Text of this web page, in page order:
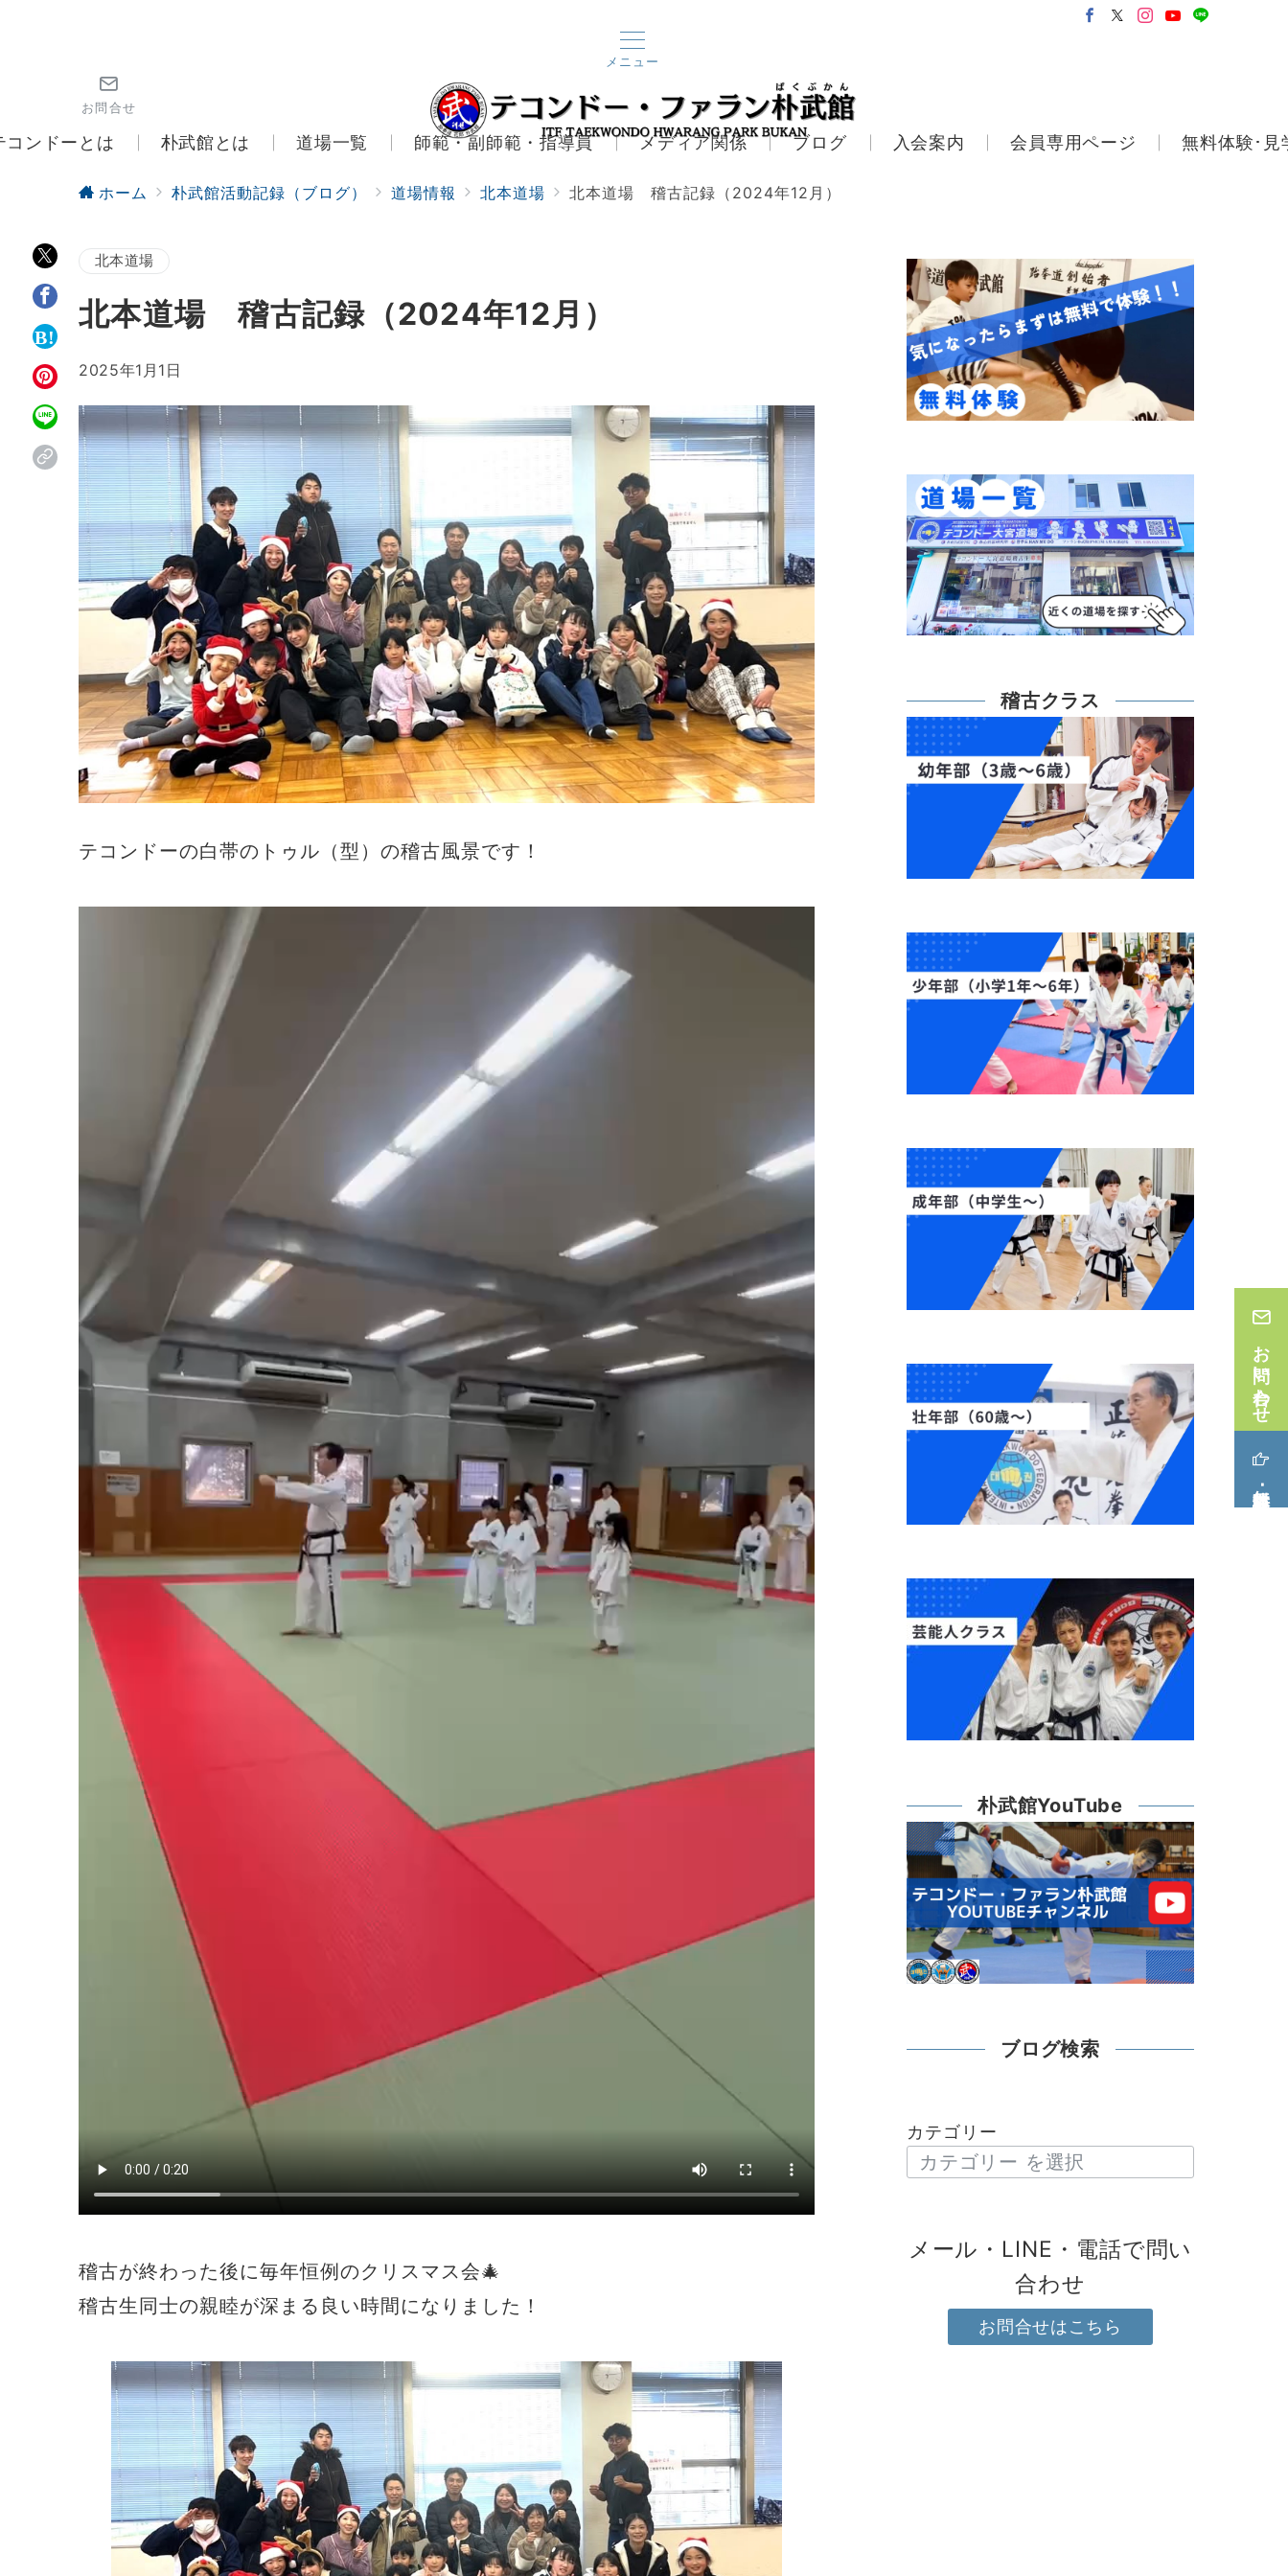
メニュー
お問合せ
コンドーとは 朴武館とは 道場一覧 師範・副師範・指導員 メディア関係 ブログ 入会案内 会員専用ページ 無料体験･見
ホーム 朴武館活動記録（ブログ） 道場情報 北本道場 北本道場 稽古記録（2024年12月）
北本道場
北本道場 稽古記録（2024年12月）
2025年1月1日
テコンドーの白帯のトゥル（型）の稽古風景です！
稽古が終わった後に毎年恒例のクリスマス会🎄
稽古生同士の親睦が深まる良い時間になりました！
稽古クラス
朴武館YouTube
ブログ検索
カテゴリー
メール・LINE・電話で問い
合わせ
お問合せはこちら
お問い合わせ
無料体験･見学